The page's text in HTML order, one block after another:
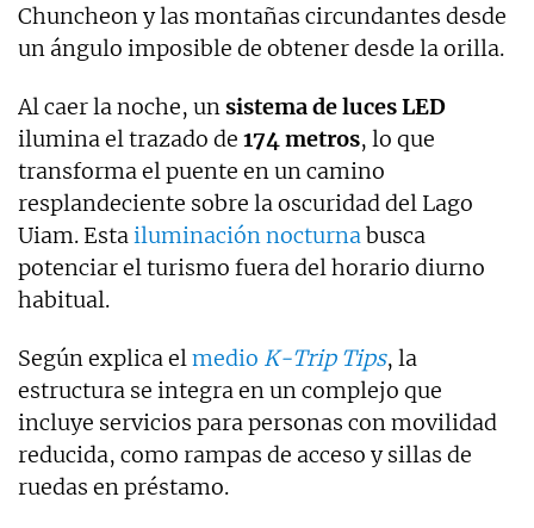
Chuncheon y las montañas circundantes desde
un ángulo imposible de obtener desde la orilla.
Al caer la noche, un sistema de luces LED
ilumina el trazado de 174 metros, lo que
transforma el puente en un camino
resplandeciente sobre la oscuridad del Lago
Uiam. Esta iluminación nocturna busca
potenciar el turismo fuera del horario diurno
habitual.
Según explica el medio K-Trip Tips, la
estructura se integra en un complejo que
incluye servicios para personas con movilidad
reducida, como rampas de acceso y sillas de
ruedas en préstamo.